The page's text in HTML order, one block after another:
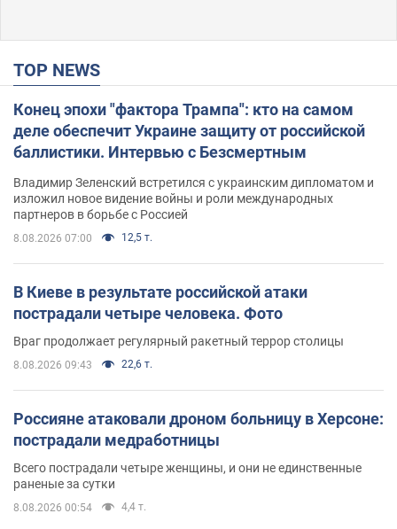
TOP NEWS
Конец эпохи "фактора Трампа": кто на самом
деле обеспечит Украине защиту от российской
баллистики. Интервью с Безсмертным
Владимир Зеленский встретился с украинским дипломатом и
изложил новое видение войны и роли международных
партнеров в борьбе с Россией
8.08.2026 07:00 12,5 т.
В Киеве в результате российской атаки
пострадали четыре человека. Фото
Враг продолжает регулярный ракетный террор столицы
8.08.2026 09:43 22,6 т.
Россияне атаковали дроном больницу в Херсоне:
пострадали медработницы
Всего пострадали четыре женщины, и они не единственные
раненые за сутки
8.08.2026 00:54 4,4 т.